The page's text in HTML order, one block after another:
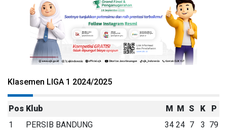
Klasemen LIGA 1 2024/2025
Pos Klub M M S K
P
1
PERSIB BANDUNG 34 24 7 3 79